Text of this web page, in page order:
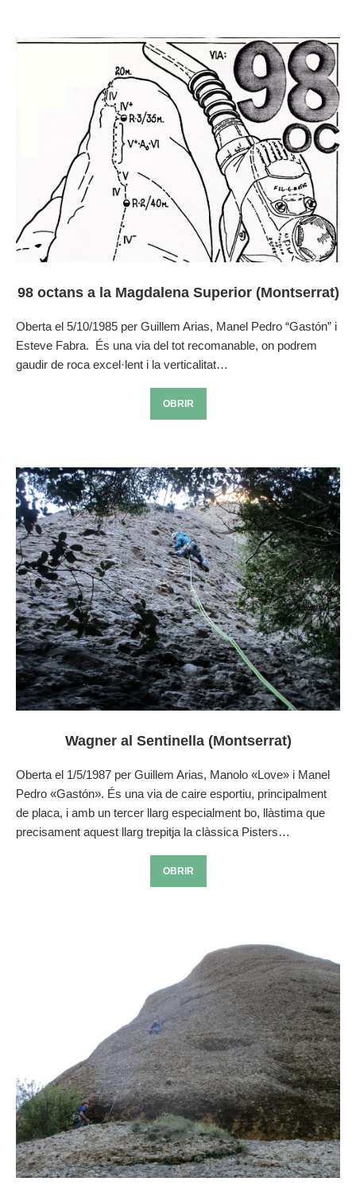
98 octans a la Magdalena Superior (Montserrat)
Oberta el 5/10/1985 per Guillem Arias, Manel Pedro “Gastón” i
Esteve Fabra. És una via del tot recomanable, on podrem
gaudir de roca excel·lent i la verticalitat…
OBRIR
Wagner al Sentinella (Montserrat)
Oberta el 1/5/1987 per Guillem Arias, Manolo «Love» i Manel
Pedro «Gastón». És una via de caire esportiu, principalment
de placa, i amb un tercer llarg especialment bo, llàstima que
precisament aquest llarg trepitja la clàssica Pisters…
OBRIR